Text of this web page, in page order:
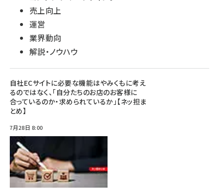
売上向上
運営
業界動向
解説・ノウハウ
自社ECサイトに必要な機能はやみくもに考え
るのではなく、「自分たちのお店のお客様に
合っているのか・求められているか」【ネッ担ま
とめ】
7月28日 8:00